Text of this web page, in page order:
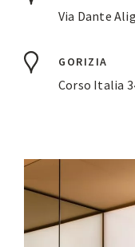
Via Dante
GORIZIA
Corso Italia